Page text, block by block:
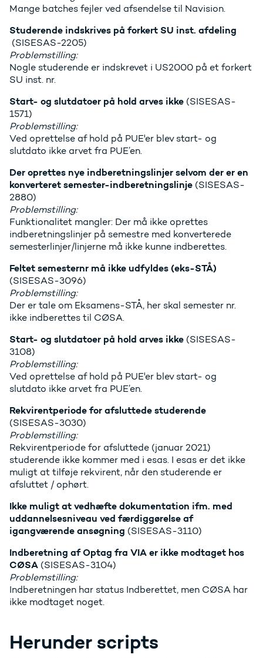
Mange batches fejler ved afsendelse til Navision.
Studerende indskrives på forkert SU inst. afdeling
(SISESAS-2205)
Problemstilling:
Nogle studerende er indskrevet i US2000 på et forkert
SU inst. nr.
Start- og slutdatoer på hold arves ikke (SISESAS-
1571)
Problemstilling:
Ved oprettelse af hold på PUE'er blev start- og
slutdato ikke arvet fra PUE’en.
Der oprettes nye indberetningslinjer selvom der er en
konverteret semester-indberetningslinje (SISESAS-
2880)
Problemstilling:
Funktionalitet mangler: Der må ikke oprettes
indberetningslinjer på semestre med konverterede
semesterlinjer/linjerne må ikke kunne indberettes.
Feltet semesternr må ikke udfyldes (eks-STÅ)
(SISESAS-3096)
Problemstilling:
Der er tale om Eksamens-STÅ, her skal semester nr.
ikke indberettes til CØSA.
Start- og slutdatoer på hold arves ikke (SISESAS-
3108)
Problemstilling:
Ved oprettelse af hold på PUE'er blev start- og
slutdato ikke arvet fra PUE’en.
Rekvirentperiode for afsluttede studerende
(SISESAS-3030)
Problemstilling:
Rekvirentperiode for afsluttede (januar 2021)
studerende ikke kommer med i esas. I esas er det ikke
muligt at tilføje rekvirent, når den studerende er
afsluttet / ophørt.
Ikke muligt at vedhæfte dokumentation ifm. med
uddannelsesniveau ved færdiggørelse af
igangværende ansøgning (SISESAS-3110)
Indberetning af Optag fra VIA er ikke modtaget hos
CØSA (SISESAS-3104)
Problemstilling:
Indberetningen har status Indberettet, men CØSA har
ikke modtaget noget.
Herunder scripts